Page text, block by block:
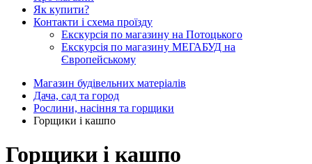
Як купити?
Контакти і схема проїзду
Екскурсія по магазину на Потоцького
Екскурсія по магазину МЕГАБУД на
Європейському
Магазин будівельних матеріалів
Дача, сад та город
Рослини, насіння та горщики
Горщики і кашпо
Горщики і кашпо